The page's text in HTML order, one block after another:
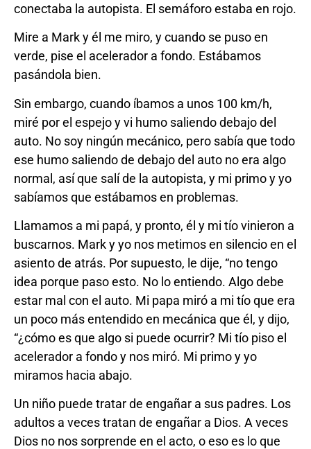
conectaba la autopista. El semáforo estaba en rojo.
Mire a Mark y él me miro, y cuando se puso en
verde, pise el acelerador a fondo. Estábamos
pasándola bien.
Sin embargo, cuando íbamos a unos 100 km/h,
miré por el espejo y vi humo saliendo debajo del
auto. No soy ningún mecánico, pero sabía que todo
ese humo saliendo de debajo del auto no era algo
normal, así que salí de la autopista, y mi primo y yo
sabíamos que estábamos en problemas.
Llamamos a mi papá, y pronto, él y mi tío vinieron a
buscarnos. Mark y yo nos metimos en silencio en el
asiento de atrás. Por supuesto, le dije, “no tengo
idea porque paso esto. No lo entiendo. Algo debe
estar mal con el auto. Mi papa miró a mi tío que era
un poco más entendido en mecánica que él, y dijo,
“¿cómo es que algo si puede ocurrir? Mi tío piso el
acelerador a fondo y nos miró. Mi primo y yo
miramos hacia abajo.
Un niño puede tratar de engañar a sus padres. Los
adultos a veces tratan de engañar a Dios. A veces
Dios no nos sorprende en el acto, o eso es lo que